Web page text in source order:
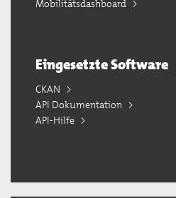
Mobilitätsdashboard
Eingesetzte Software
CKAN
API Dokumentation
API-Hilfe